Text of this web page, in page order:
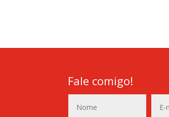
Fale comigo!